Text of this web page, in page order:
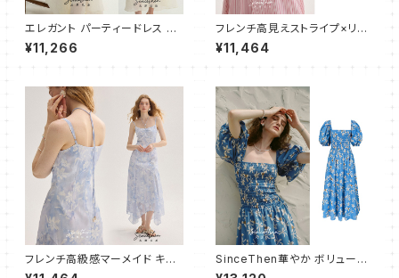
エレガント パーティードレス ワ
ンピース ロング
¥11,266
フレンチ高見えストライプ×リボ
ン ホルターワンピース
¥11,464
フレンチ高級感マーメイド キャ
ミワンピース フレア ロング
SinceThen華やか ボリューム
ふんわり ワンピース バブスリー